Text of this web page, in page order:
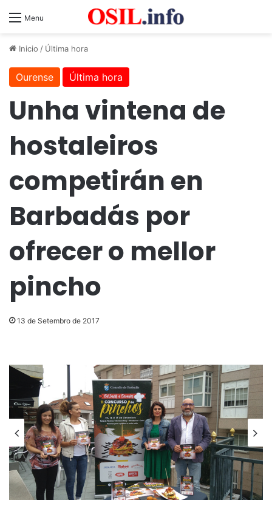
Menu
Inicio / Última hora
Ourense Última hora
Unha vintena de
hostaleiros
competirán en
Barbadás por
ofrecer o mellor
pincho
13 de Setembro de 2017